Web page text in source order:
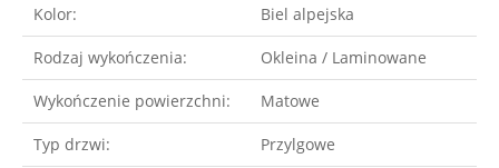
Kolor: Biel alpejska
Rodzaj wykończenia: Okleina / Laminowane
Wykończenie powierzchni: Matowe
Typ drzwi: Przylgowe